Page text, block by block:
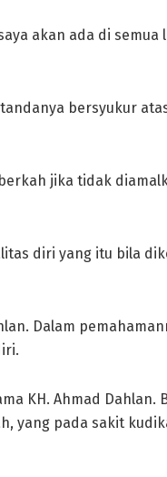
akan ada di
bersyukur
jika tidak
diri yang itu bila
Dalam
KH. Ahmad
yang pada sakit